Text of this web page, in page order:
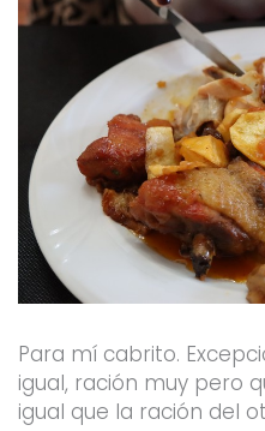
Para mí cabrito.
igual, ración muy pero
igual que la ración del